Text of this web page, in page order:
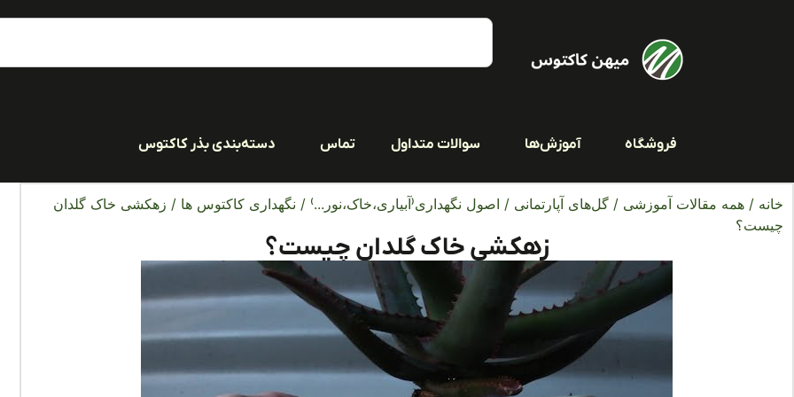
فروشگاه آموزش‌ها سوالات متداول تماس دسته‌بندی بذر کاکتوس
خانه / همه مقالات آموزشی / گل‌های آپارتمانی / اصول نگهداری(آبیاری،خاک،نور...) / نگهداری کاکتوس ها / زهکشی خاک گلدان
چیست؟
زهکشی خاک گلدان چیست؟